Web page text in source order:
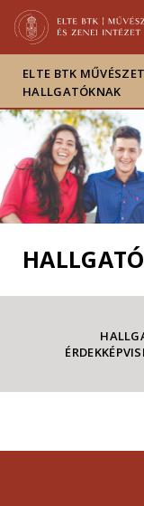
ELTE BTK
HALLGATÓKNAK